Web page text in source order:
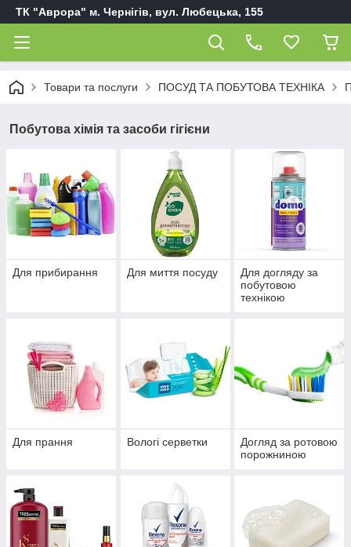
ТК "Аврора" м. Чернігів, вул. Любецька, 155
Товари та послуги ПОСУД ТА ПОБУТОВА ТЕХНІКА
Побутова хімія та засоби гігієни
Для прибирання Для миття посуду
Для догляду за
побутовою
технікою
Для прання Вологі серветки
Догляд за ротовою
порожниною